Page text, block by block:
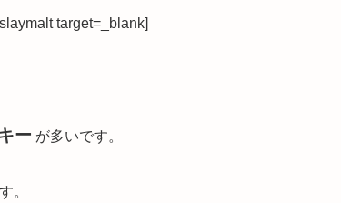
target=_blank]
ー が多いです。
。